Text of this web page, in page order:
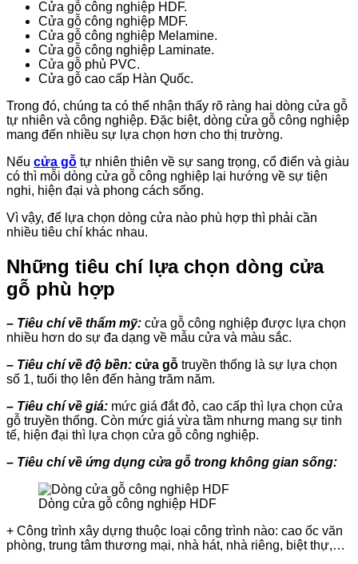
Cửa gỗ công nghiệp HDF.
Cửa gỗ công nghiệp MDF.
Cửa gỗ công nghiệp Melamine.
Cửa gỗ công nghiệp Laminate.
Cửa gỗ phủ PVC.
Cửa gỗ cao cấp Hàn Quốc.
Trong đó, chúng ta có thể nhận thấy rõ ràng hai dòng cửa gỗ
tự nhiên và công nghiệp. Đặc biệt, dòng cửa gỗ công nghiệp
mang đến nhiều sự lựa chọn hơn cho thị trường.
Nếu cửa gỗ tự nhiên thiên về sự sang trọng, cổ điển và giàu
có thì mỗi dòng cửa gỗ công nghiệp lại hướng về sự tiện
nghi, hiện đại và phong cách sống.
Vì vậy, để lựa chọn dòng cửa nào phù hợp thì phải cần
nhiều tiêu chí khác nhau.
Những tiêu chí lựa chọn dòng cửa
gỗ phù hợp
– Tiêu chí về thẩm mỹ: cửa gỗ công nghiệp được lựa chọn
nhiều hơn do sự đa dạng về mẫu cửa và màu sắc.
– Tiêu chí về độ bền: cửa gỗ truyền thống là sự lựa chọn
số 1, tuổi thọ lên đến hàng trăm năm.
– Tiêu chí về giá: mức giá đắt đỏ, cao cấp thì lựa chọn cửa
gỗ truyền thống. Còn mức giá vừa tầm nhưng mang sự tinh
tế, hiện đại thì lựa chọn cửa gỗ công nghiệp.
– Tiêu chí về ứng dụng cửa gỗ trong không gian sống:
Dòng cửa gỗ công nghiệp HDF
+ Công trình xây dựng thuộc loại công trình nào: cao ốc văn
phòng, trung tâm thương mại, nhà hát, nhà riêng, biệt thự,…